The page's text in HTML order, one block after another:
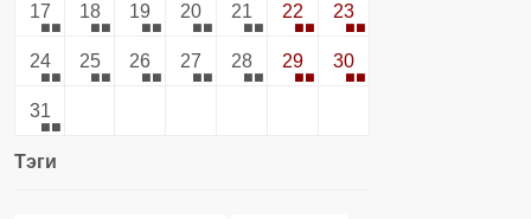
17 18 19 20 21 22 23
24 25 26 27 28 29 30
31
Тэги